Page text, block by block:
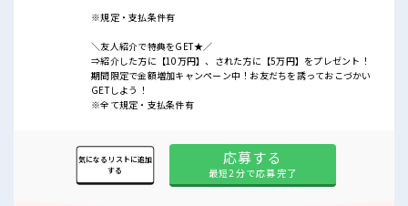
※規定・支払条件有
＼友人紹介で特典をGET★／
⇒紹介した方に【10万円】、された方に【5万円】をプレゼント！
期間限定で金額増加キャンペーン中！お友だちを誘っておこづかい
GETしよう！
※全て規定・支払条件有
応募する
最短2分で応募完了
気になるリストに追加
する